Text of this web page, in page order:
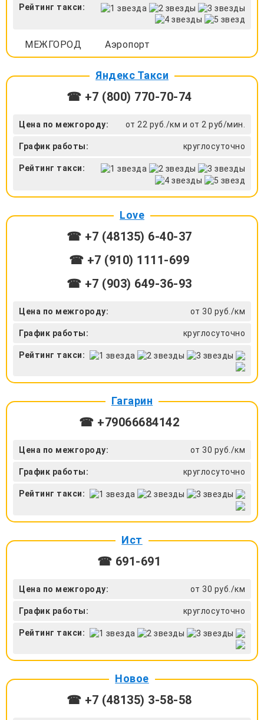
Рейтинг такси:
МЕЖГОРОД Аэропорт
Яндекс Такси
☎ +7 (800) 770-70-74
Цена по межгороду: от 22 руб./км и от 2 руб/мин.
График работы: круглосуточно
Рейтинг такси:
Love
☎ +7 (48135) 6-40-37
☎ +7 (910) 1111-699
☎ +7 (903) 649-36-93
Цена по межгороду: от 30 руб./км
График работы: круглосуточно
Рейтинг такси:
Гагарин
☎ +79066684142
Цена по межгороду: от 30 руб./км
График работы: круглосуточно
Рейтинг такси:
Ист
☎ 691-691
Цена по межгороду: от 30 руб./км
График работы: круглосуточно
Рейтинг такси:
Новое
☎ +7 (48135) 3-58-58